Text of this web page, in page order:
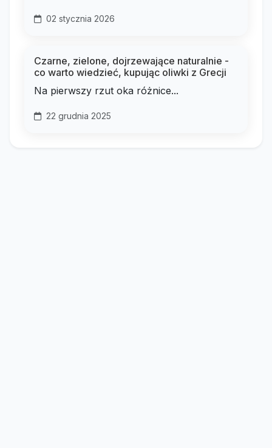
02 stycznia 2026
Czarne, zielone, dojrzewające naturalnie -
co warto wiedzieć, kupując oliwki z Grecji
Na pierwszy rzut oka różnice...
22 grudnia 2025